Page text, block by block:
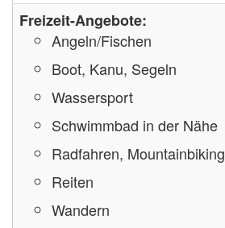
Freizeit-Angebote:
Angeln/Fischen
Boot, Kanu, Segeln
Wassersport
Schwimmbad in der Nähe
Radfahren, Mountainbiking
Reiten
Wandern